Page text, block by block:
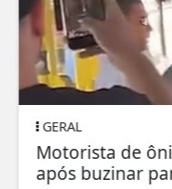
GERAL
Motorista de
após buzinar